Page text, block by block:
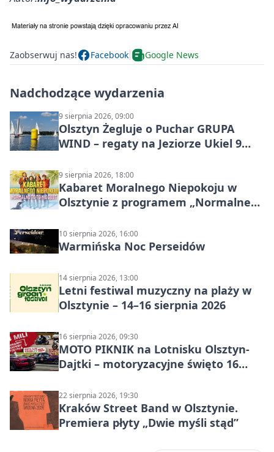
Zaobserwuj nas! Facebook Google News
Nadchodzące wydarzenia
9 sierpnia 2026, 09:00
Olsztyn Żegluje o Puchar GRUPA
WIND – regaty na Jeziorze Ukiel 9
9 sierpnia 2026, 18:00
Kabaret Moralnego Niepokoju w
Olsztynie z programem „Normalne
10 sierpnia 2026, 16:00
Warmińska Noc Perseidów
14 sierpnia 2026, 13:00
Letni festiwal muzyczny na plaży w
Olsztynie – 14–16 sierpnia 2026
16 sierpnia 2026, 09:30
MOTO PIKNIK na Lotnisku Olsztyn-
Dajtki – motoryzacyjne święto 16
22 sierpnia 2026, 19:30
Kraków Street Band w Olsztynie.
Premiera płyty „Dwie myśli stąd”